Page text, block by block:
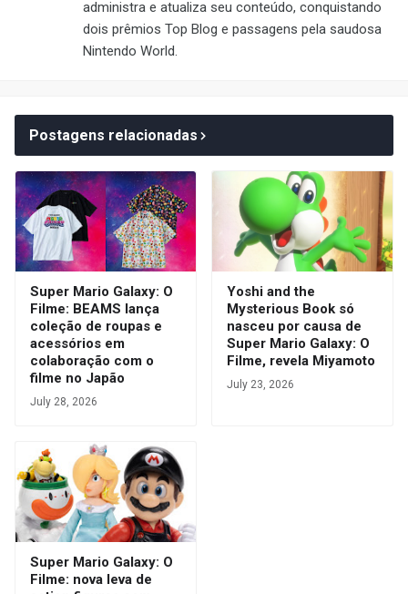
administra e atualiza seu conteúdo, conquistando
dois prêmios Top Blog e passagens pela saudosa
Nintendo World.
Postagens relacionadas
Super Mario Galaxy: O
Filme: BEAMS lança
coleção de roupas e
acessórios em
colaboração com o
filme no Japão
July 28, 2026
Yoshi and the
Mysterious Book só
nasceu por causa de
Super Mario Galaxy: O
Filme, revela Miyamoto
July 23, 2026
Super Mario Galaxy: O
Filme: nova leva de